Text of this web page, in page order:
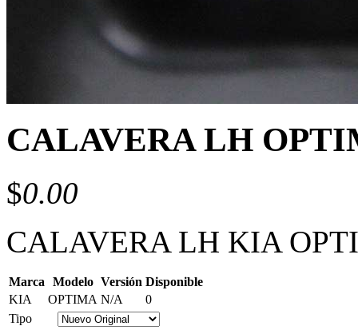
CALAVERA LH
$0.00
CALAVERA LH KIA
Marca Modelo Versión Disponible
KIA
OPTIMA N/A
0
Tipo